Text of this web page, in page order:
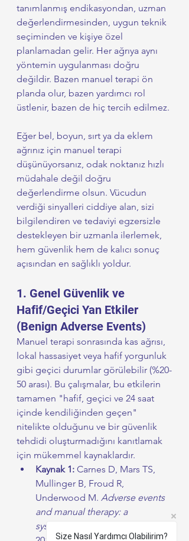
tanımlanmış endikasyondan, uzman
değerlendirmesinden, uygun teknik
seçiminden ve kişiye özel
planlamadan gelir. Her ağrıya aynı
yöntemin uygulanması doğru
değildir. Bazen manuel terapi ön
planda olur, bazen yardımcı rol
üstlenir, bazen de hiç tercih edilmez.
Eğer bel, boyun, sırt ya da eklem
ağrınız için manuel terapi
düşünüyorsanız, odak noktanız hızlı
müdahale değil doğru
değerlendirme olsun. Vücudun
verdiği sinyalleri ciddiye alan, sizi
bilgilendiren ve tedaviyi egzersizle
destekleyen bir uzmanla ilerlemek,
hem güvenlik hem de kalıcı sonuç
açısından en sağlıklı yoldur.
​1. Genel Güvenlik ve
Hafif/Geçici Yan Etkiler
(Benign Adverse Events)
​Manuel terapi sonrasında kas ağrısı,
lokal hassasiyet veya hafif yorgunluk
gibi geçici durumlar görülebilir (%20-
50 arası). Bu çalışmalar, bu etkilerin
tamamen "hafif, geçici ve 24 saat
içinde kendiliğinden geçen"
nitelikte olduğunu ve bir güvenlik
tehdidi oluşturmadığını kanıtlamak
için mükemmel kaynaklardır.
Kaynak 1: Carnes D, Mars TS,
Mullinger B, Froud R,
Underwood M. Adverse events
and manual therapy: a
systematic review.
Size Nasıl Yardımcı Olabilirim?